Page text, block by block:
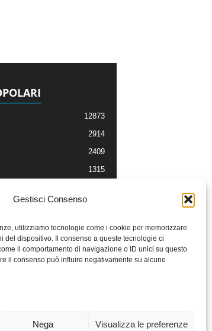
Gestisci Consenso
utilizziamo tecnologie come i cookie per memorizzare
del dispositivo. Il consenso a queste tecnologie ci
il comportamento di navigazione o ID unici su questo
il consenso può influire negativamente su alcune
Nega Visualizza le preferenze
12873
2914
2409
1315